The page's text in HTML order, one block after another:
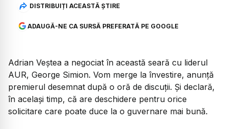
DISTRIBUIȚI ACEASTĂ ȘTIRE
ADAUGĂ-NE CA SURSĂ PREFERATĂ PE GOOGLE
Adrian Veștea a negociat în această seară cu liderul
AUR, George Simion. Vom merge la învestire, anunță
premierul desemnat după o oră de discuții. Și declară,
în același timp, că are deschidere pentru orice
solicitare care poate duce la o guvernare mai bună.